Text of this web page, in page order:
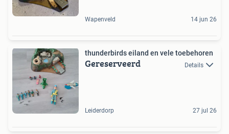
Wapenveld 14 jun 26
thunderbirds eiland en vele toebehoren
Gereserveerd Details
Leiderdorp 27 jul 26